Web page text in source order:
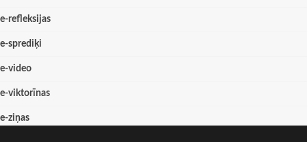
e-refleksijas
e-sprediķi
e-video
e-viktorīnas
e-ziņas